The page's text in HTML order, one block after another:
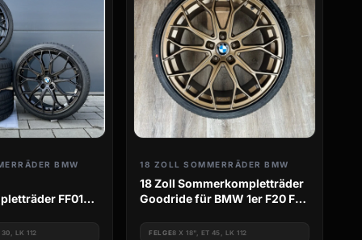
BMW
FF01
LK 112
18 ZOLL SOMMERRÄDER BMW
18 Zoll Sommerkompletträder
Goodride für BMW 1er F20 F21
FELGE8 X 18", ET 45, LK 112